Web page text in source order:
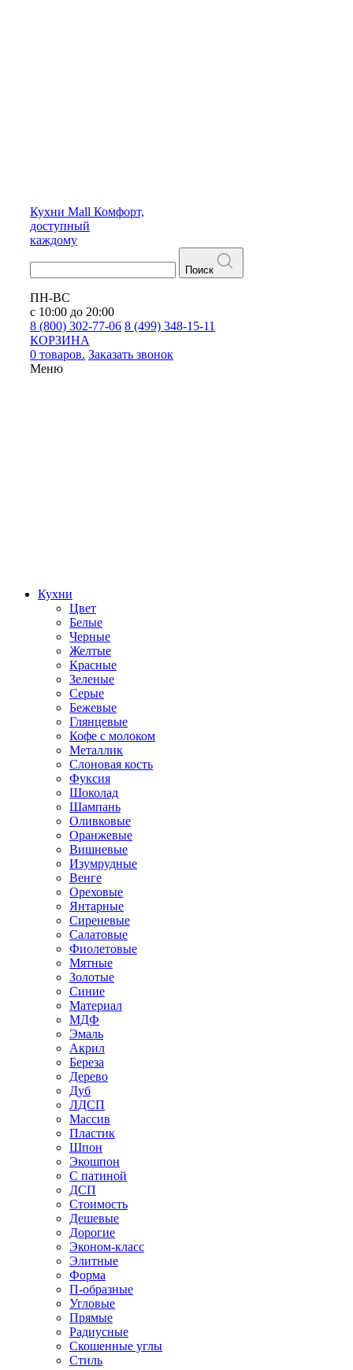
Кухни Mall Комфорт,
доступный
каждому
Поиск
ПН-ВС
с 10:00 до 20:00
8 (800) 302-77-06 8 (499) 348-15-11
КОРЗИНА
0 товаров. Заказать звонок
Меню
Кухни
Цвет
Белые
Черные
Желтые
Красные
Зеленые
Серые
Бежевые
Глянцевые
Кофе с молоком
Металлик
Слоновая кость
Фуксия
Шоколад
Шампань
Оливковые
Оранжевые
Вишневые
Изумрудные
Венге
Ореховые
Янтарные
Сиреневые
Салатовые
Фиолетовые
Мятные
Золотые
Синие
Материал
МДФ
Эмаль
Акрил
Береза
Дерево
Дуб
ЛДСП
Массив
Пластик
Шпон
Экошпон
С патиной
ДСП
Стоимость
Дешевые
Дорогие
Эконом-класс
Элитные
Форма
П-образные
Угловые
Прямые
Радиусные
Скошенные углы
Стиль